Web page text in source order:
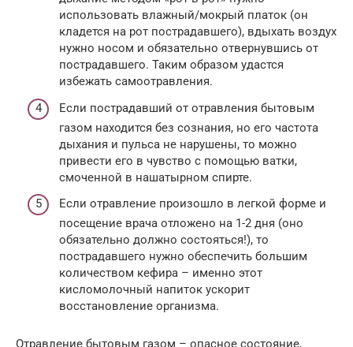
использовать влажный/мокрый платок (он
кладется на рот пострадавшего), вдыхать воздух
нужно носом и обязательно отвернувшись от
пострадавшего. Таким образом удастся
избежать самоотравления.
Если пострадавший от отравления бытовым
газом находится без сознания, но его частота
дыхания и пульса не нарушены, то можно
привести его в чувство с помощью ватки,
смоченной в нашатырном спирте.
Если отравление произошло в легкой форме и
посещение врача отложено на 1-2 дня (оно
обязательно должно состояться!), то
пострадавшего нужно обеспечить большим
количеством кефира – именно этот
кисломолочный напиток ускорит
восстановление организма.
Отравление бытовым газом – опасное состояние,